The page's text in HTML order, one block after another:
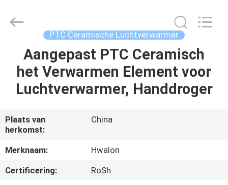
THUIS
PRODUCTEN
OVER
ONS
FABRIEKSTOCHT
PTC Ceramische Luchtverwarmer
Aangepast PTC Ceramisch
het Verwarmen Element voor
Luchtverwarmer, Handdroger
Plaats van
herkomst:
China
Merknaam:
Hwalon
Certificering:
RoSh